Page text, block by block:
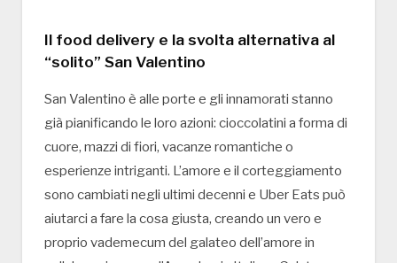
Il food delivery e la svolta alternativa al
“solito” San Valentino
San Valentino è alle porte e gli innamorati stanno
già pianificando le loro azioni: cioccolatini a forma di
cuore, mazzi di fiori, vacanze romantiche o
esperienze intriganti. L’amore e il corteggiamento
sono cambiati negli ultimi decenni e Uber Eats può
aiutarci a fare la cosa giusta, creando un vero e
proprio vademecum del galateo dell’amore in